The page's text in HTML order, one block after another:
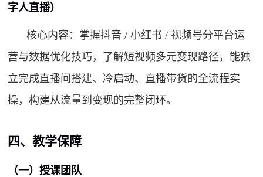
字人直播）
核心内容：掌握抖音/小红书/ 视频号分平台运
营与数据优化技巧，了解短视频多元变现路径，能独
立完成直播间搭建、冷启动、直播带货的全流程实
操，构建从流量到变现的完整闭环。
四、教学保障
（一）授课团队